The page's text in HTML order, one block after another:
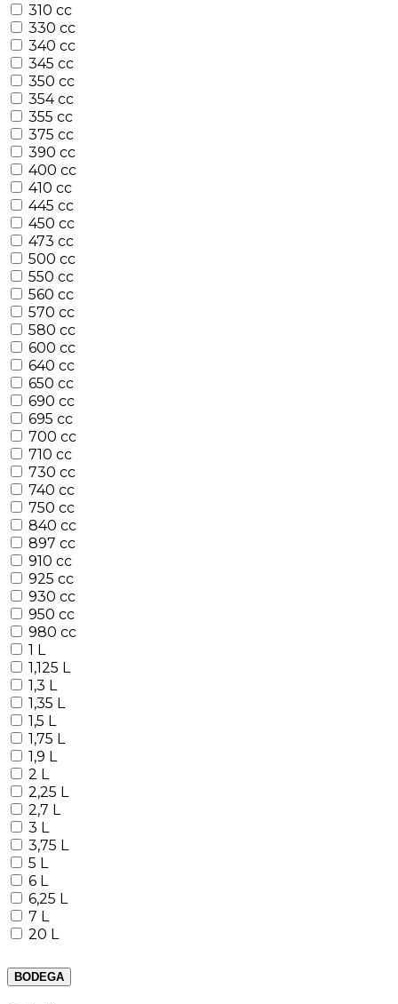
310 cc
330 cc
340 cc
345 cc
350 cc
354 cc
355 cc
375 cc
390 cc
400 cc
410 cc
445 cc
450 cc
473 cc
500 cc
550 cc
560 cc
570 cc
580 cc
600 cc
640 cc
650 cc
690 cc
695 cc
700 cc
710 cc
730 cc
740 cc
750 cc
840 cc
897 cc
910 cc
925 cc
930 cc
950 cc
980 cc
1 L
1,125 L
1,3 L
1,35 L
1,5 L
1,75 L
1,9 L
2 L
2,25 L
2,7 L
3 L
3,75 L
5 L
6 L
6,25 L
7 L
20 L
BODEGA